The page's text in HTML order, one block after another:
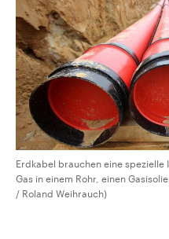
Erdkabel brauchen eine
Gas in einem Rohr, einen
/ Roland Weihrauch)